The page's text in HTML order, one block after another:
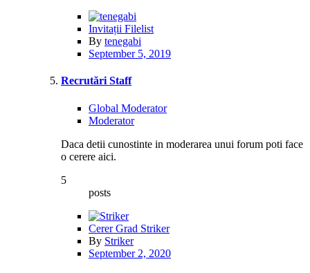
Invitații Filelist
By tenegabi
September 5, 2019
Recrutări Staff
Global Moderator
Moderator
Daca detii cunostinte in moderarea unui forum poti face
o cerere aici.
5
posts
Cerer Grad Striker
By Striker
September 2, 2020